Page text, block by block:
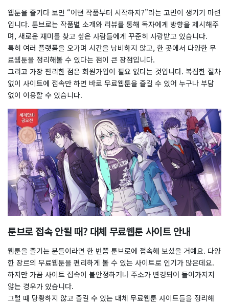
웹툰을 즐기다 보면 “어떤 작품부터 시작하지?”라는 고민이 생기기 마련
입니다. 툰브로는 작품별 소개와 리뷰를 통해 독자에게 방향을 제시해주
며, 새로운 재미를 찾고 싶은 사람들에게 꾸준히 사랑받고 있습니다.
특히 여러 플랫폼을 오가며 시간을 낭비하지 않고, 한 곳에서 다양한 무
료웹툰을 정리해볼 수 있다는 점이 큰 장점입니다.
그리고 가장 편리한 점은 회원가입이 필요 없다는 것입니다. 복잡한 절차
없이 사이트에 접속만 하면 바로 무료웹툰을 즐길 수 있어 누구나 부담
없이 이용할 수 있습니다.
툰브로 접속 안될 때? 대체 무료웹툰 사이트 안내
웹툰을 즐기는 분들이라면 한 번쯤 툰브로에 접속해 보셨을 거예요. 다양
한 장르의 무료웹툰을 편리하게 볼 수 있는 사이트로 인기가 많은데요.
하지만 가끔 사이트 접속이 불안정하거나 주소가 변경되어 들어가지지
않는 경우가 있습니다.
그럴 때 당황하지 않고 즐길 수 있는 대체 무료웹툰 사이트들을 정리해